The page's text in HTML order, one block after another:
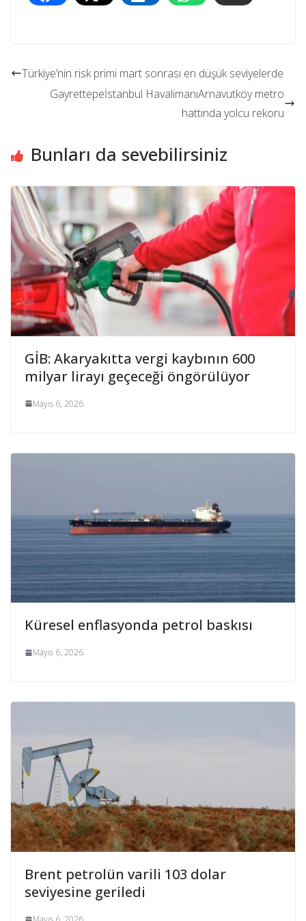
Türkiye’nin risk primi mart sonrası en düşük seviyelerde
Gayrettepeİstanbul HavalimanıArnavutköy metro
hattında yolcu rekoru
Bunları da sevebilirsiniz
GİB: Akaryakıtta vergi kaybının 600
milyar lirayı geçeceği öngörülüyor
Mayıs 6, 2026
Küresel enflasyonda petrol baskısı
Mayıs 6, 2026
Brent petrolün varili 103 dolar
seviyesine geriledi